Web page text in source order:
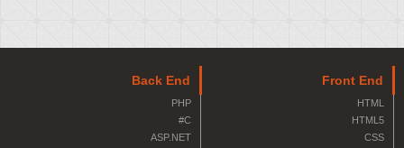
Front End
HTML
HTML5
CSS
Back End
PHP
C#
ASP.NET